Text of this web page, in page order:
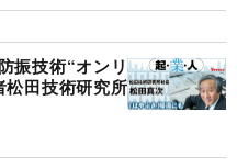
振技術“オンリ
松田技術研究所